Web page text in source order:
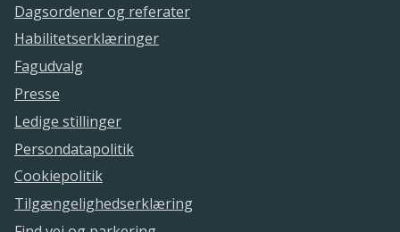
Dagsordener og referater
Habilitetserklæringer
Fagudvalg
Presse
Ledige stillinger
Persondatapolitik
Cookiepolitik
Tilgængelighedserklæring